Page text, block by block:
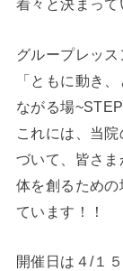
着々と決まって
グループレッ
「ともに動き
ながる場
これには、当
づいて、皆さ
体を創るため
ています！！
開催日は４/１